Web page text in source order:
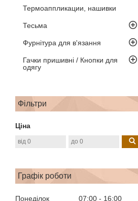
Термоаппликации, нашивки
Тесьма
Фурнітура для в'язання
Гачки пришивні / Кнопки для
одягу
Фільтри
Ціна
Графік роботи
Понеділок 07:00
16:00